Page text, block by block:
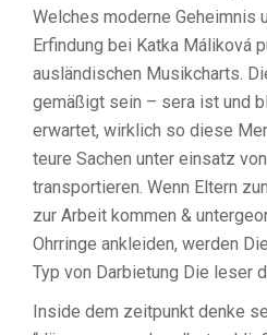
Welches moderne Geheimnis
Erfindung bei Katka Máliková
ausländischen Musikcharts.
gemäßigt sein – sera ist und
erwartet, wirklich so diese
teure Sachen unter einsatz
transportieren. Wenn Eltern
zur Arbeit kommen &
Ohrringe ankleiden, werden
Typ von Darbietung Die leser
Inside dem zeitpunkt denke